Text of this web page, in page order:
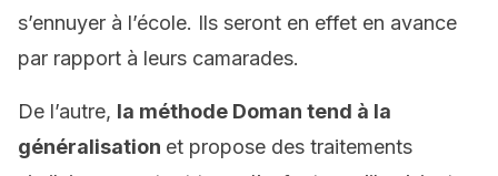
s’ennuyer à l’école. Ils seront en effet en avance
par rapport à leurs camarades.
De l’autre, la méthode Doman tend à la
généralisation et propose des traitements